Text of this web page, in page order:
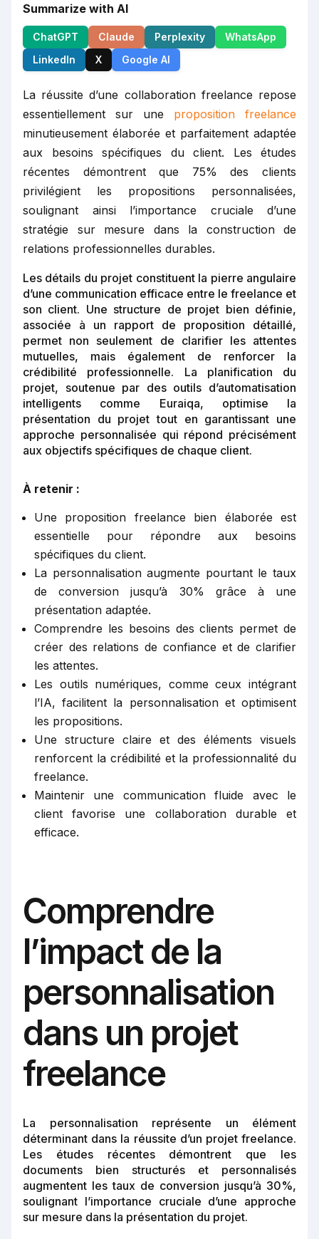
Summarize with AI
ChatGPT Claude Perplexity
WhatsApp
LinkedIn
X Google AI
La réussite d’une collaboration freelance repose
essentiellement sur une proposition freelance
minutieusement élaborée et parfaitement adaptée
aux besoins spécifiques du client. Les études
récentes démontrent que 75% des clients
privilégient les propositions personnalisées,
soulignant ainsi l’importance cruciale d’une
stratégie sur mesure dans la construction de
relations professionnelles durables.
Les détails du projet constituent la pierre angulaire
d’une communication efficace entre le freelance et
son client. Une structure de projet bien définie,
associée à un rapport de proposition détaillé,
permet non seulement de clarifier les attentes
mutuelles, mais également de renforcer la
crédibilité professionnelle. La planification du
projet, soutenue par des outils d’automatisation
intelligents comme Euraiqa, optimise la
présentation du projet tout en garantissant une
approche personnalisée qui répond précisément
aux objectifs spécifiques de chaque client.
À retenir :
Une proposition freelance bien élaborée est
essentielle pour répondre aux besoins
spécifiques du client.
La personnalisation augmente pourtant le taux
de conversion jusqu’à 30% grâce à une
présentation adaptée.
Comprendre les besoins des clients permet de
créer des relations de confiance et de clarifier
les attentes.
Les outils numériques, comme ceux intégrant
l’IA, facilitent la personnalisation et optimisent
les propositions.
Une structure claire et des éléments visuels
renforcent la crédibilité et la professionnalité du
freelance.
Maintenir une communication fluide avec le
client favorise une collaboration durable et
efficace.
Comprendre
l’impact de la
personnalisation
dans un projet
freelance
La personnalisation représente un élément
déterminant dans la réussite d’un projet freelance.
Les études récentes démontrent que les
documents bien structurés et personnalisés
augmentent les taux de conversion jusqu’à 30%,
soulignant l’importance cruciale d’une approche
sur mesure dans la présentation du projet.